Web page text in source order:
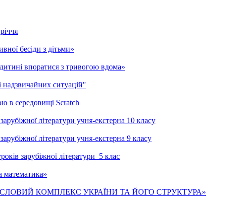
бесіди з дітьми»
впоратися з тривогою вдома»
ситуацій"
в середовищі Scratch
літератури учня-екстерна 10 класу
літератури учня-екстерна 9 класу
зарубіжної літератури 5 клас
математика»
КОМПЛЕКС УКРАЇНИ ТА ЙОГО СТРУКТУРА»